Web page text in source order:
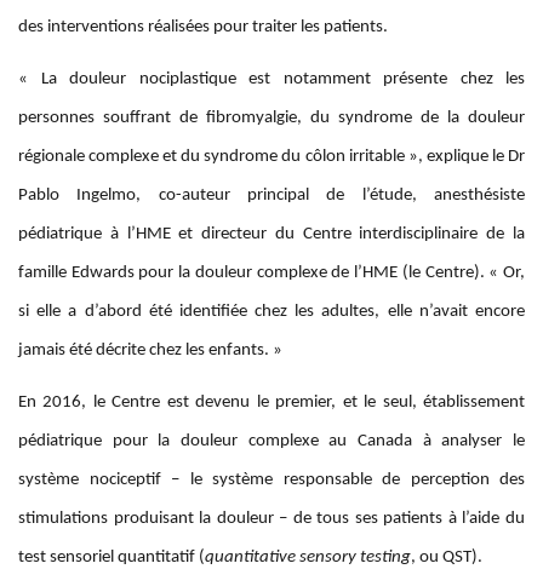
des interventions réalisées pour traiter les patients.
« La douleur nociplastique est notamment présente chez les
personnes souffrant de fibromyalgie, du syndrome de la douleur
régionale complexe et du syndrome du côlon irritable », explique le Dr
Pablo Ingelmo, co-auteur principal de l’étude, anesthésiste
pédiatrique à l’HME et directeur du Centre interdisciplinaire de la
famille Edwards pour la douleur complexe de l’HME (le Centre). « Or,
si elle a d’abord été identifiée chez les adultes, elle n’avait encore
jamais été décrite chez les enfants. »
En 2016, le Centre est devenu le premier, et le seul, établissement
pédiatrique pour la douleur complexe au Canada à analyser le
système nociceptif – le système responsable de perception des
stimulations produisant la douleur – de tous ses patients à l’aide du
test sensoriel quantitatif (quantitative sensory testing, ou QST).